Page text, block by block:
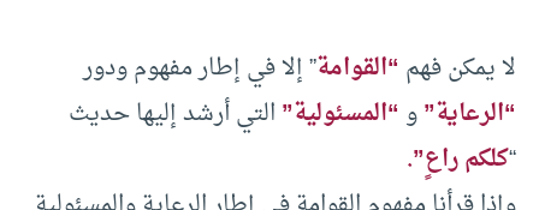
لا يمكن فهم “القوامة” إلا في إطار مفهوم ودور
“الرعاية”و “المسئولية”التي أرشد إليها حديث
“كلكم راعٍ”.